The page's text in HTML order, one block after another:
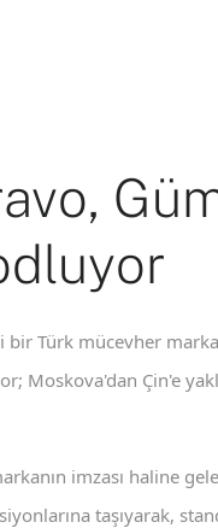
Türk mücevher
Moskova'dan Çin'e
imzası haline
taşıyarak,